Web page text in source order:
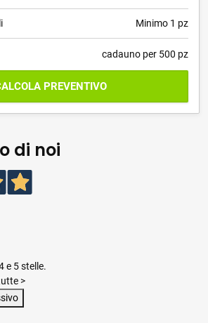
Minimo 1 pz
cadauno per 500 pz
PREVENTIVO
di noi
e 5 stelle.
>